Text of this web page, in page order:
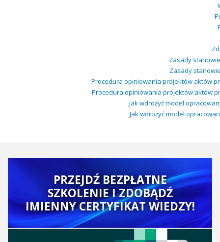
Zasady
Zasady
Procedura opiniowania projektów aktów
Procedura opiniowania projektów aktów
Jak wdrożyć model
Jak wdrożyć model
PRZEJDŹ BEZPŁATNE
SZKOLENIE I ZDOBĄDŹ
IMIENNY CERTYFIKAT WIEDZY!